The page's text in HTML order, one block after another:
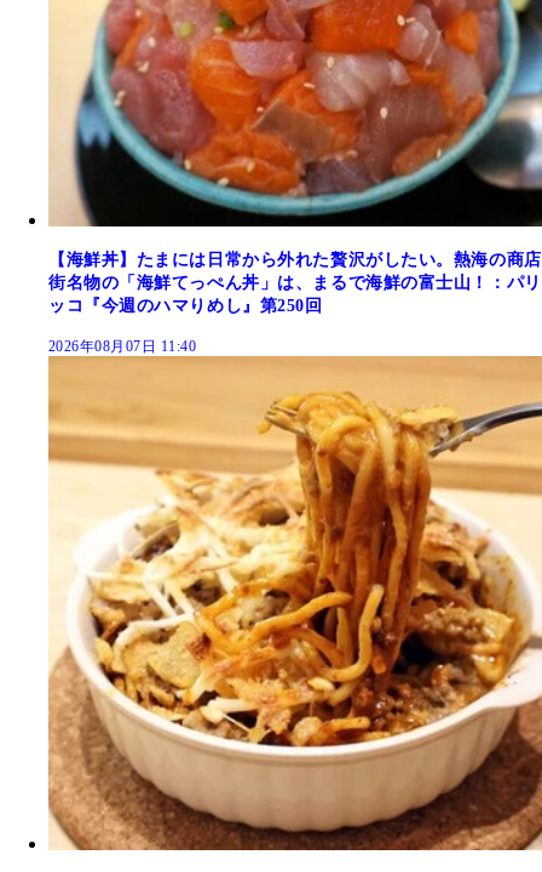
【海鮮丼】たまには日常から外れた贅沢がしたい。熱海の商店
街名物の「海鮮てっぺん丼」は、まるで海鮮の富士山！：パリ
ッコ『今週のハマりめし』第250回
2026年08月07日 11:40